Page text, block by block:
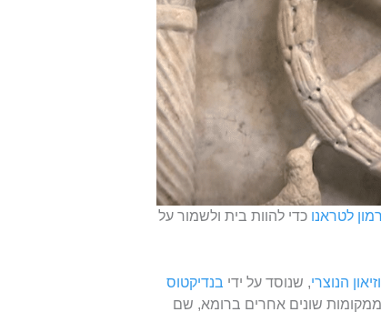
לטראנו כדי להוות בית ולשמור על
הנוצרי, שנוסד על ידי בנדיקטוס
מכנסיות וממקומות שונים אחרים ברומא, שם